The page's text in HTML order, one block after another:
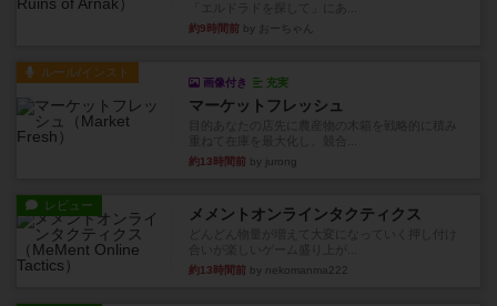
「エルドラドを探して」にあ...
約9時間前 by おーちゃん
ルール/インスト
画像付き 充実
マーケットフレッシュ
重ねて在庫を最大化し、競合...
約13時間前 by jurong
レビュー メメントオンラインタクティクス
どんどん物量が増えて大変になっていく押し付け
約13時間前 by nekomanma222